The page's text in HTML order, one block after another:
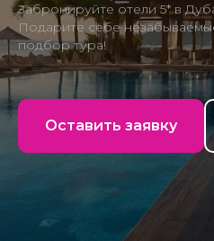
Забронируйте отели 5* в
Подарите себе
подбор тура!
Оставить заявку